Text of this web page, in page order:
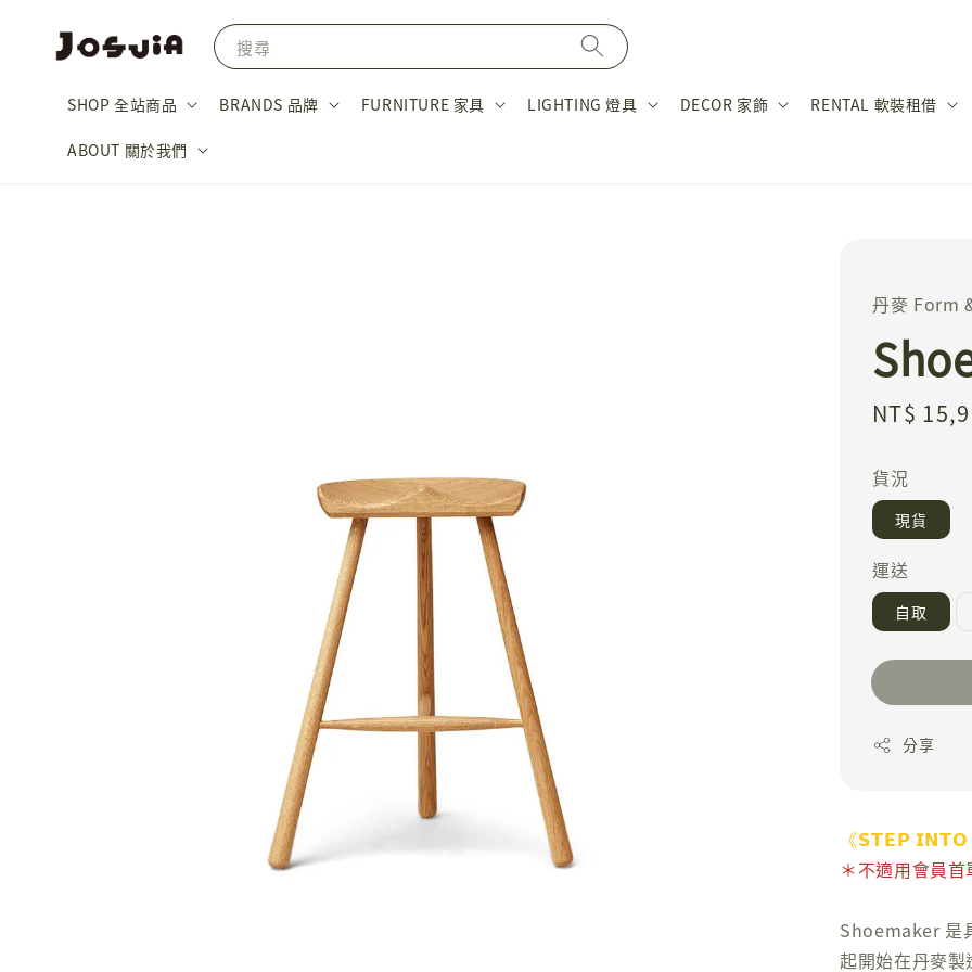
搜尋
SHOP 全站商品 BRANDS 品牌 FURNITURE 家具 LIGHTING 燈具 DECOR 家飾 RENTAL 軟裝租借
ABOUT 關於我們
丹麥 Form
Sale
NT$
貨況
現貨
運送
自取
分享
《𝗦𝗧𝗘𝗣
＊不適用會員
Shoemaker 是
起開始在丹麥